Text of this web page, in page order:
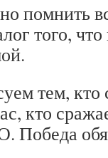
помнить
того,
тем, кто
кто